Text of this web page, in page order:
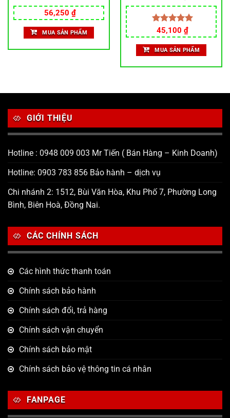
Giá
gốc
là:
75,000 ₫.
56,250 ₫Giá
hiện
tại
là:
56,250 ₫.
MUA SẢN PHẨM
su, dày, nặng, thiết kế đẹp
Được xếp
hạng5.00
5 sao
Giá
gốc
là:
55,000 ₫.
45,100 ₫Giá
hiện
tại
là:
45,100 ₫.
MUA SẢN PHẨM
GIỚI THIỆU
Hotline : 0948 009 003 Mr Tiến ( Bán Hàng – Kinh Doanh)
Hotline: 0903 783 856 Bảo hành – dịch vụ
Chi nhánh 2: 1512, Bùi Văn Hòa, Khu Phố 7, Phường Long
Bình, Biên Hoà, Đồng Nai.
CÁC CHÍNH SÁCH
Các hình thức thanh toán
Chính sách bảo hành
Chính sách đổi, trả hàng
Chính sách vận chuyển
Chính sách bảo mật
Chính sách bảo vệ thông tin cá nhân
FANPAGE